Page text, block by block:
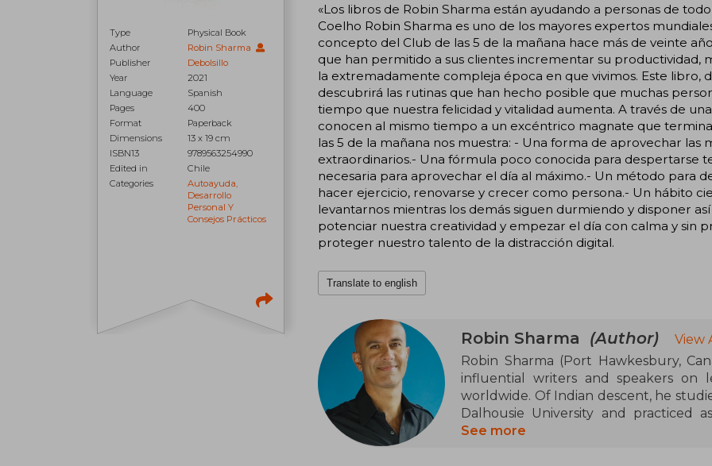
Type
Physical Book
Author
Robin Sharma
Publisher
Debolsillo
Year
2021
Language
Spanish
Pages
400
Format
Paperback
Dimensions
13 x 19 cm
ISBN13
9789563254990
Edited in
Chile
Categories
Autoayuda,
Desarrollo
Personal Y
Consejos Prácticos
«Los libros de Robin Sharma están ayudando a personas de
Coelho Robin Sharma es uno de los mayores expertos
concepto del Club de las 5 de la mañana hace más de veinte
que han permitido a sus clientes incrementar su productividad,
la extremadamente compleja época en que vivimos. Este libro,
descubrirá las rutinas que han hecho posible que muchas
tiempo que nuestra felicidad y vitalidad aumenta. A través de
conocen al mismo tiempo a un excéntrico magnate que
las 5 de la mañana nos muestra: - Una forma de aprovechar las
extraordinarios.- Una fórmula poco conocida para despertarse
necesaria para aprovechar el día al máximo.- Un método para
hacer ejercicio, renovarse y crecer como persona.- Un hábito
levantarnos mientras los demás siguen durmiendo y disponer
potenciar nuestra creatividad y empezar el día con calma y sin
proteger nuestro talento de la distracción digital.
Translate to english
Robin Sharma (Author)
View
Robin Sharma (Port Hawkesbury,
influential writers and speakers on
worldwide. Of Indian descent, he
Dalhousie University and practiced
decided to leave his career to fully
See more